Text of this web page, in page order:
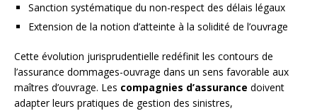
Sanction systématique du non-respect des délais légaux
Extension de la notion d’atteinte à la solidité de l’ouvrage
Cette évolution jurisprudentielle redéfinit les contours de
l’assurance dommages-ouvrage dans un sens favorable aux
maîtres d’ouvrage. Les compagnies d’assurance doivent
adapter leurs pratiques de gestion des sinistres,